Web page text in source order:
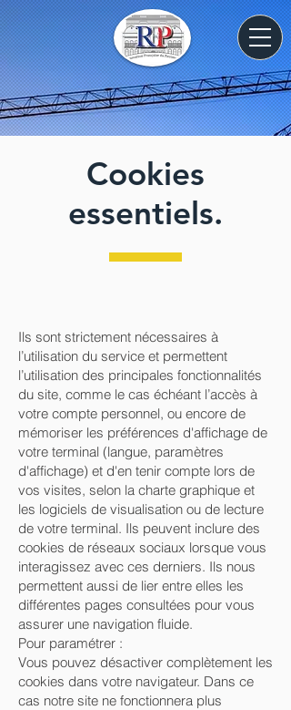
Cookies
essentiels.
Ils sont strictement nécessaires à
l’utilisation du service et permettent
l’utilisation des principales fonctionnalités
du site, comme le cas échéant l’accès à
votre compte personnel, ou encore de
mémoriser les préférences d'affichage de
votre terminal (langue, paramètres
d'affichage) et d'en tenir compte lors de
vos visites, selon la charte graphique et
les logiciels de visualisation ou de lecture
de votre terminal. Ils peuvent inclure des
cookies de réseaux sociaux lorsque vous
interagissez avec ces derniers. Ils nous
permettent aussi de lier entre elles les
différentes pages consultées pour vous
assurer une navigation fluide.
Pour paramétrer :
Vous pouvez désactiver complètement les
cookies dans votre navigateur. Dans ce
cas notre site ne fonctionnera plus